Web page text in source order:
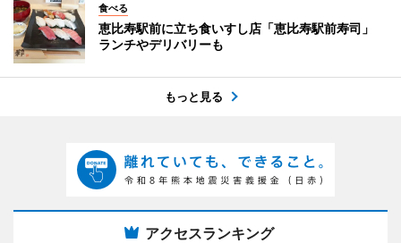
食べる
恵比寿駅前に立ち食いすし店「恵比寿駅前寿司」
ランチやデリバリーも
もっと見る
アクセスランキング